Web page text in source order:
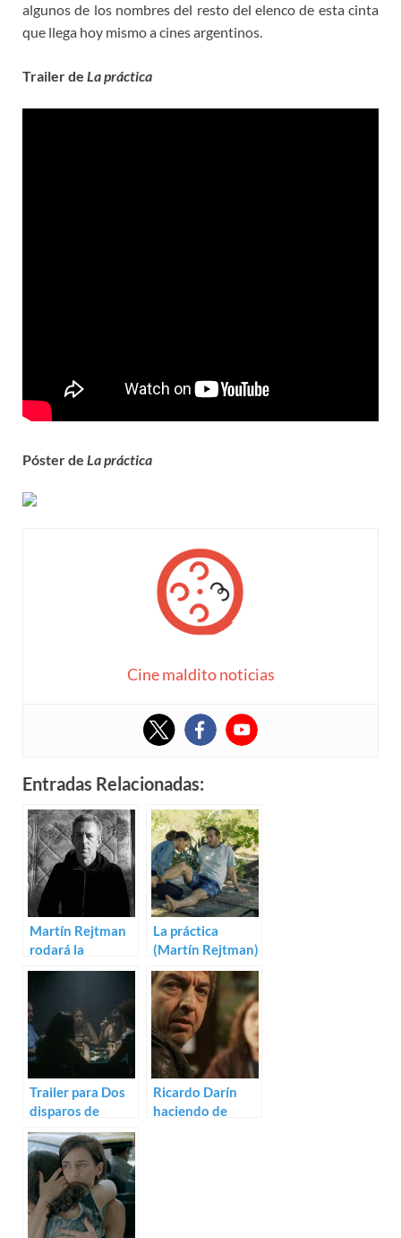
algunos de los nombres del resto del elenco de esta cinta
que llega hoy mismo a cines argentinos.
Trailer de La práctica
Póster de La práctica
Cine maldito noticias
Entradas Relacionadas:
Martín Rejtman
rodará la
comedia La
La práctica
(Martín Rejtman)
Trailer para Dos
disparos de
Martín Rejtman
Ricardo Darín
haciendo de